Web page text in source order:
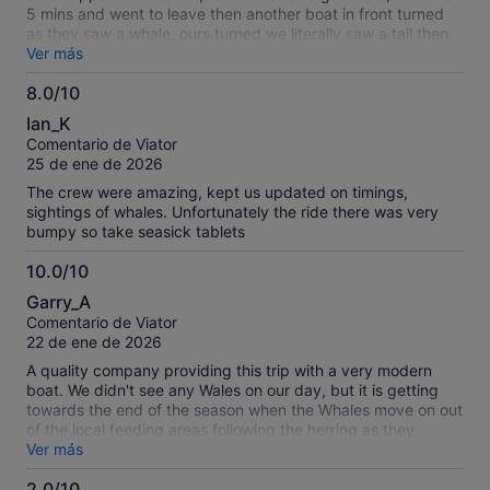
5 mins and went to leave then another boat in front turned
as they saw a whale, ours turned we literally saw a tail then
the boat turned & went really fast we all thought they were
heading to see more whales but instead we had a n
extremely rough boat trip home on blue route. No
soon as we saw a whale. A bit disappointed considering it
cost €180. However the fjords and scenery on the way were
amazing. So I did enjoy it, but would I have paid €180 to sail
for 5 hours stop for no more than 10 mins & turn back, no I
wouldn’t.
Ver más
8.0/10
8.0
sobre
10
Ian_K
Comentario de Viator
25 de ene de 2026
The crew were amazing, kept us updated on timings,
sightings of whales. Unfortunately the ride there was very
bumpy so take seasick tablets
10.0/10
10.0
sobre
10
Garry_A
Comentario de Viator
22 de ene de 2026
A quality company providing this trip with a very modern
boat. We didn't see any Wales on our day, but it is getting
towards the end of the season when the Whales move on out
of the local feeding areas following the herring as they
migrate, so we were just unlucky. The views were still
incredible on the tour and we got to see a good display of
Ver más